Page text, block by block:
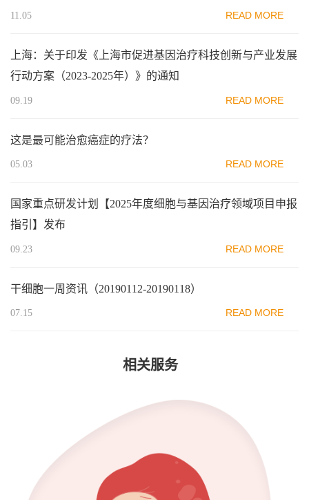
11.05 READ MORE
上海：关于印发《上海市促进基因治疗科技创新与产业发展
行动方案（2023-2025年）》的通知
09.19 READ MORE
这是最可能治愈癌症的疗法？
05.03 READ MORE
国家重点研发计划【2025年度细胞与基因治疗领域项目申报
指引】发布
09.23 READ MORE
干细胞一周资讯（20190112-20190118）
07.15 READ MORE
相关服务